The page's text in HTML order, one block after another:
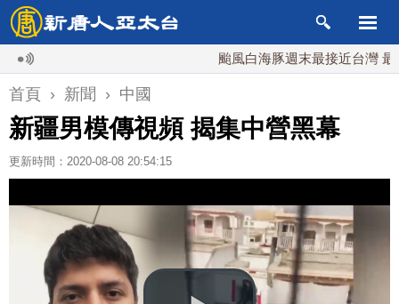
颱風白海豚週末最接近台灣 最快9日
首頁 › 新聞 › 中國
新疆男模傳視頻 揭集中營黑幕
更新時間：2020-08-08 20:54:15